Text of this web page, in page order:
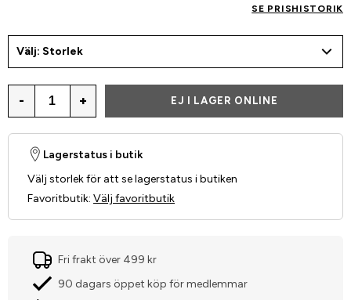
SE PRISHISTORIK
Välj: Storlek
- + EJ I LAGER ONLINE
Lagerstatus i butik
Välj storlek för att se lagerstatus i butiken
Favoritbutik: Välj favoritbutik
Fri frakt över 499 kr
90 dagars öppet köp för medlemmar